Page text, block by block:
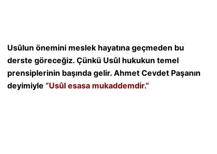
Usûlun önemini meslek hayatına geçmeden bu
derste göreceğiz. Çünkü Usûl hukukun temel
prensiplerinin başında gelir. Ahmet Cevdet Paşanın
deyimiyle “Usûl esasa mukaddemdir.”